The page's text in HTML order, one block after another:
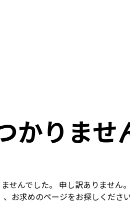
りませ
せんでした。 申し訳ありません。
、お求めのページをお探しください